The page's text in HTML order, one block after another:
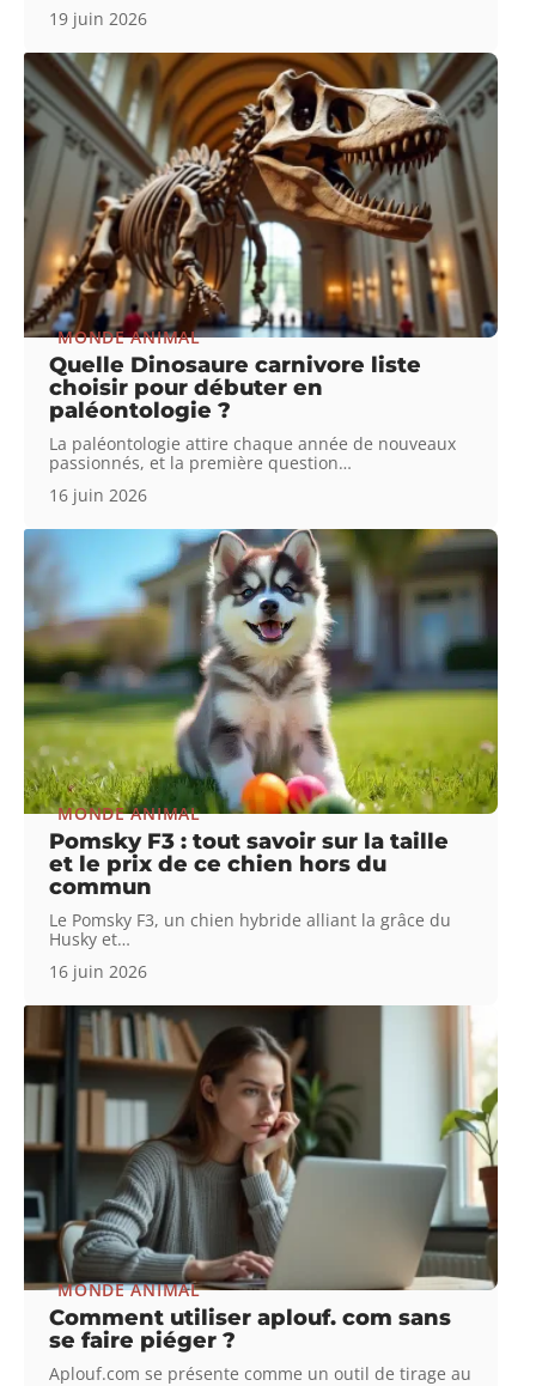
19 juin 2026
MONDE ANIMAL
Quelle Dinosaure carnivore liste
choisir pour débuter en
paléontologie ?
La paléontologie attire chaque année de nouveaux
passionnés, et la première question…
16 juin 2026
MONDE ANIMAL
Pomsky F3 : tout savoir sur la taille
et le prix de ce chien hors du
commun
Le Pomsky F3, un chien hybride alliant la grâce du
Husky et…
16 juin 2026
MONDE ANIMAL
Comment utiliser aplouf. com sans
se faire piéger ?
Aplouf.com se présente comme un outil de tirage au